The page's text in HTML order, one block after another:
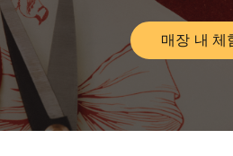
매장 내 체
Link